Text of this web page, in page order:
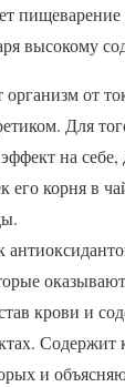
высокому
от
Для
на себе,
его корня в
крови и
Содержит
и